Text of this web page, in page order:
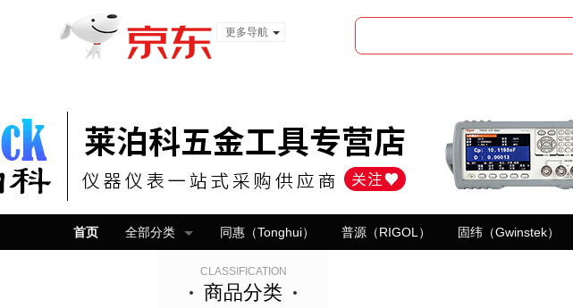
更多导航
首页 全部分类 同惠（Tonghui） 普源（RIGOL） 固纬（Gwinstek）
CLASSIFICATION
商品分类